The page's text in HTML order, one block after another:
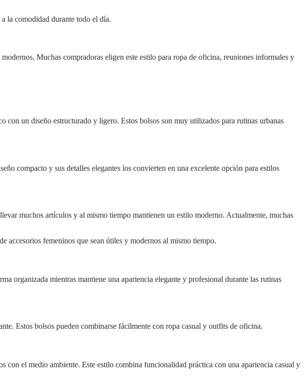
la comodidad durante todo el día.
Muchas compradoras eligen este estilo para ropa de oficina, reuniones informales y
con un diseño estructurado y ligero. Estos bolsos son muy utilizados para rutinas urbanas
compacto y sus detalles elegantes los convierten en una excelente opción para estilos
muchos artículos y al mismo tiempo mantienen un estilo moderno. Actualmente, muchas
accesorios femeninos que sean útiles y modernos al mismo tiempo.
organizada mientras mantiene una apariencia elegante y profesional durante las rutinas
Estos bolsos pueden combinarse fácilmente con ropa casual y outfits de oficina.
con el medio ambiente. Este estilo combina funcionalidad práctica con una apariencia casual y